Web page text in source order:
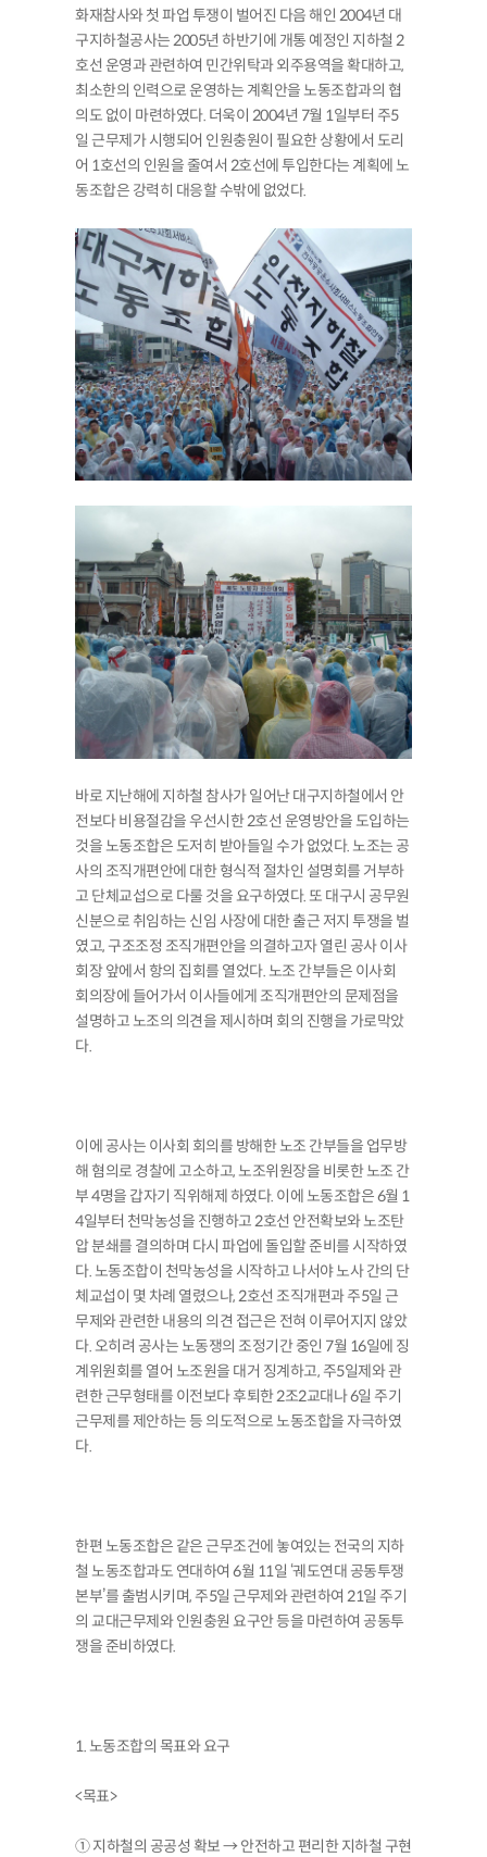
화재참사와 첫 파업 투쟁이 벌어진 다음 해인 2004년 대
구지하철공사는 2005년 하반기에 개통 예정인 지하철 2
호선 운영과 관련하여 민간위탁과 외주용역을 확대하고,
최소한의 인력으로 운영하는 계획안을 노동조합과의 협
의도 없이 마련하였다. 더욱이 2004년 7월 1일부터 주5
일 근무제가 시행되어 인원충원이 필요한 상황에서 도리
어 1호선의 인원을 줄여서 2호선에 투입한다는 계획에 노
동조합은 강력히 대응할 수밖에 없었다.
바로 지난해에 지하철 참사가 일어난 대구지하철에서 안
전보다 비용절감을 우선시한 2호선 운영방안을 도입하는
것을 노동조합은 도저히 받아들일 수가 없었다. 노조는 공
사의 조직개편안에 대한 형식적 절차인 설명회를 거부하
고 단체교섭으로 다룰 것을 요구하였다. 또 대구시 공무원
신분으로 취임하는 신임 사장에 대한 출근 저지 투쟁을 벌
였고, 구조조정 조직개편안을 의결하고자 열린 공사 이사
회장 앞에서 항의 집회를 열었다. 노조 간부들은 이사회
회의장에 들어가서 이사들에게 조직개편안의 문제점을
설명하고 노조의 의견을 제시하며 회의 진행을 가로막았
다.
이에 공사는 이사회 회의를 방해한 노조 간부들을 업무방
해 혐의로 경찰에 고소하고, 노조위원장을 비롯한 노조 간
부 4명을 갑자기 직위해제 하였다. 이에 노동조합은 6월 1
4일부터 천막농성을 진행하고 2호선 안전확보와 노조탄
압 분쇄를 결의하며 다시 파업에 돌입할 준비를 시작하였
다. 노동조합이 천막농성을 시작하고 나서야 노사 간의 단
체교섭이 몇 차례 열렸으나, 2호선 조직개편과 주5일 근
무제와 관련한 내용의 의견 접근은 전혀 이루어지지 않았
다. 오히려 공사는 노동쟁의 조정기간 중인 7월 16일에 징
계위원회를 열어 노조원을 대거 징계하고, 주5일제와 관
련한 근무형태를 이전보다 후퇴한 2조2교대나 6일 주기
근무제를 제안하는 등 의도적으로 노동조합을 자극하였
다.
한편 노동조합은 같은 근무조건에 놓여있는 전국의 지하
철 노동조합과도 연대하여 6월 11일 ‘궤도연대 공동투쟁
본부’를 출범시키며, 주5일 근무제와 관련하여 21일 주기
의 교대근무제와 인원충원 요구안 등을 마련하여 공동투
쟁을 준비하였다.
1. 노동조합의 목표와 요구
<목표>
① 지하철의 공공성 확보 → 안전하고 편리한 지하철 구현